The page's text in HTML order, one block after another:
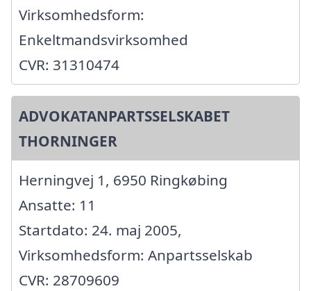
Virksomhedsform:
Enkeltmandsvirksomhed
CVR: 31310474
ADVOKATANPARTSSELSKABET
THORNINGER
Herningvej 1, 6950 Ringkøbing
Ansatte: 11
Startdato: 24. maj 2005,
Virksomhedsform: Anpartsselskab
CVR: 28709609